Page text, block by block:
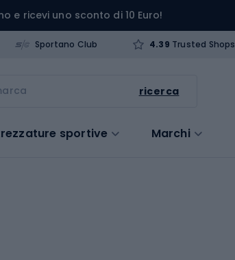
e ricevi uno sconto di 10 Euro!
Sportano Club 4.39 Trusted Shops
ricerca
sportive Marchi